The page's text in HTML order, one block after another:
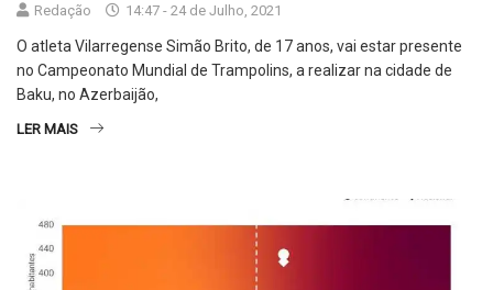
Redação 14:47 - 24 de Julho, 2021
O atleta Vilarregense Simão Brito, de 17 anos, vai estar presente
no Campeonato Mundial de Trampolins, a realizar na cidade de
Baku, no Azerbaijão,
LER MAIS